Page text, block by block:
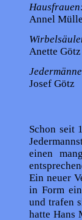
Annel
Anette Götz
Josef Götz
Schon seit
einen
Ein neuer
in Form
und trafen
hatte Hans